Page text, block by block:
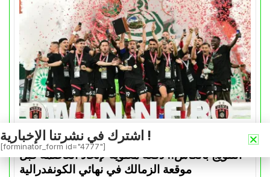
كأس الكونفدرالية
التتويج بالكأس.. دفعة معنوية لإتحاد العاصمة قبل
موقعة الزمالك في نهائي الكونفدرالية
اشترك في نشرتنا الإخبارية !
[forminator_form id="4777"]